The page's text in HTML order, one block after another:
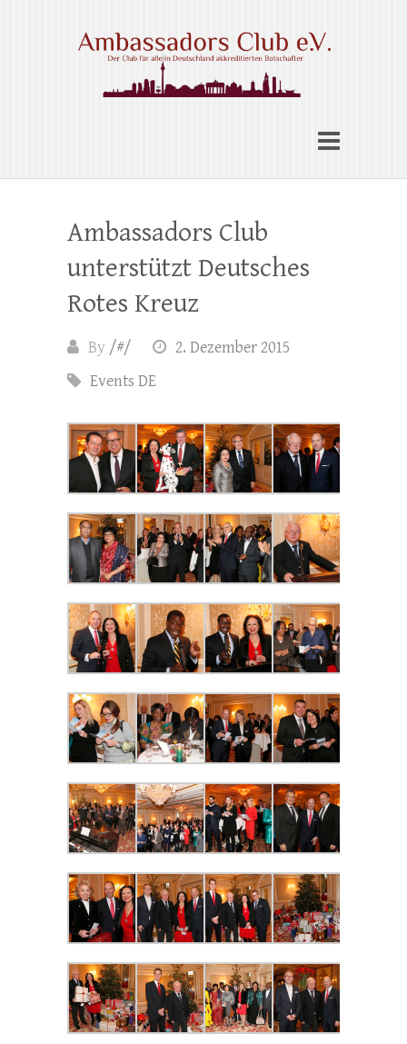
Ambassadors Club e.V.
Ambassadors Club
unterstützt Deutsches
Rotes Kreuz
By /#/
2. Dezember 2015
Events DE